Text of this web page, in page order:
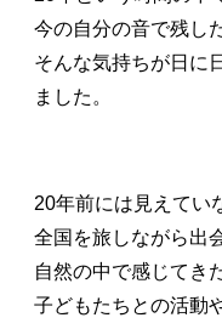
今の自分の音で残し
そんな気持ちが日に
ました。
20年前には見えてい
全国を旅しながら出
自然の中で感じてき
子どもたちとの活動